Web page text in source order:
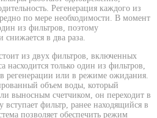
Регенерация каждого из
по мере необходимости. В момент
из фильтров, поэтому
снижается в два раза.
из двух фильтров, включенных
насходится только один из фильтров,
регенерации или в режиме ожидания.
объем воды, который
выносным счетчиком, он переходит в
фильтр, ранее находящийся в
позволяет обеспечить режим